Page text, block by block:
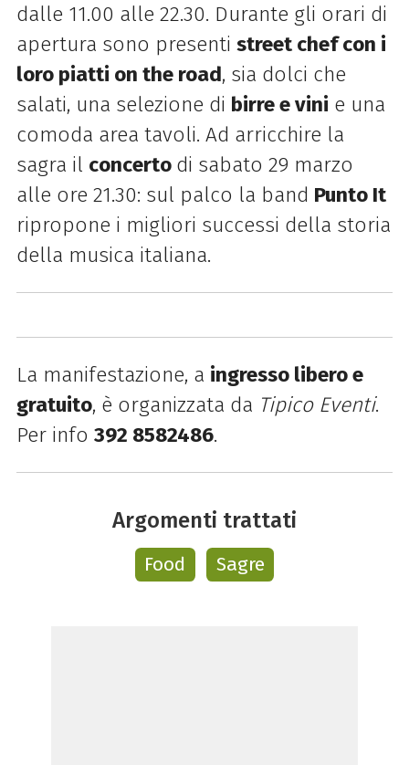
dalle 11.00 alle 22.30. Durante gli orari di
apertura sono presenti street chef con i
loro piatti on the road, sia dolci che
salati, una selezione di birre e vini e una
comoda area tavoli. Ad arricchire la
sagra il concerto di sabato 29 marzo
alle ore 21.30: sul palco la band Punto It
ripropone i migliori successi della storia
della musica italiana.
La manifestazione, a ingresso libero e
gratuito, è organizzata da Tipico Eventi.
Per info 392 8582486.
Argomenti trattati
Food Sagre